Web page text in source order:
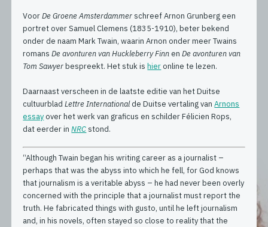
VoorDe Groene Amsterdammerschreef Arnon Grunberg een
portret over Samuel Clemens (1835-1910), beter bekend
onder de naam Mark Twain, waarin Arnon onder meer Twains
romansDe avonturen van Huckleberry FinnenDe avonturen van
Tom Sawyerbespreekt. Het stuk ishieronline te lezen.
Daarnaast verscheen in de laatste editie van het Duitse
cultuurbladLettre Internationalde Duitse vertaling vanArnons
essayover het werk van graficus en schilder Félicien Rops,
dat eerder inNRCstond.
“Although Twain began his writing career as a journalist –
perhaps that was the abyss into which he fell, for God knows
that journalism is a veritable abyss – he had never been overly
concerned with the principle that a journalist must report the
truth. He fabricated things with gusto, until he left journalism
and, in his novels, often stayed so close to reality that the